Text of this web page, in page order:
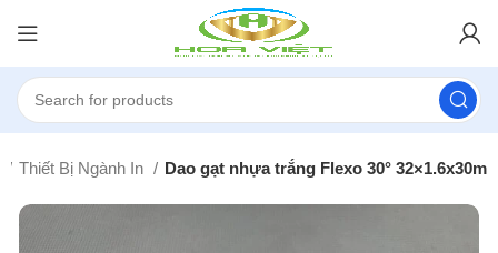
Thiết Bị Ngành In Dao gạt nhựa trắng Flexo 30° 32×1.6x30m